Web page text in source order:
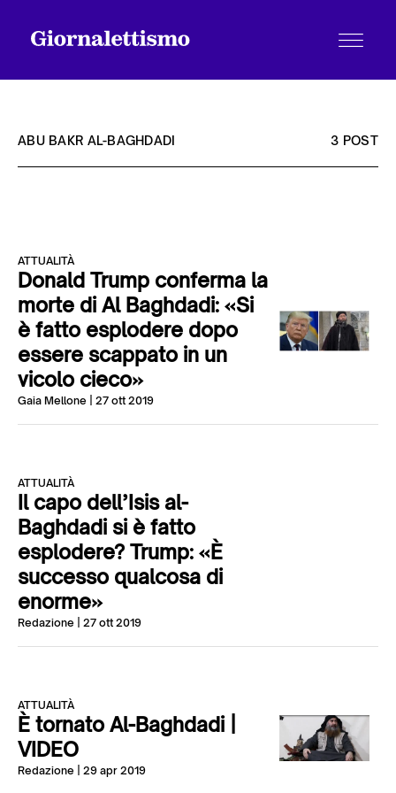
Chi siamo
Contatti
ABU BAKR AL-BAGHDADI 3 POST
ATTUALITÀ
Donald Trump conferma la
morte di Al Baghdadi: «Si
è fatto esplodere dopo
essere scappato in un
vicolo cieco»
Gaia Mellone | 27 ott 2019
ATTUALITÀ
Il capo dell’Isis al-
Baghdadi si è fatto
esplodere? Trump: «È
successo qualcosa di
enorme»
Redazione | 27 ott 2019
ATTUALITÀ
È tornato Al-Baghdadi |
VIDEO
Redazione | 29 apr 2019